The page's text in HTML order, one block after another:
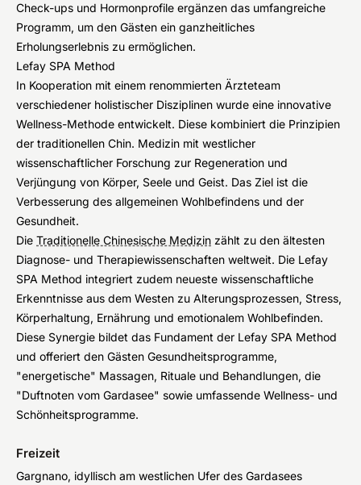
Check-ups und Hormonprofile ergänzen das umfangreiche
Programm, um den Gästen ein ganzheitliches
Erholungserlebnis zu ermöglichen.
Lefay SPA Method
In Kooperation mit einem renommierten Ärzteteam
verschiedener holistischer Disziplinen wurde eine innovative
Wellness-Methode entwickelt. Diese kombiniert die Prinzipien
der traditionellen Chin. Medizin mit westlicher
wissenschaftlicher Forschung zur Regeneration und
Verjüngung von Körper, Seele und Geist. Das Ziel ist die
Verbesserung des allgemeinen Wohlbefindens und der
Gesundheit.
Die Traditionelle Chinesische Medizin zählt zu den ältesten
Diagnose- und Therapiewissenschaften weltweit. Die Lefay
SPA Method integriert zudem neueste wissenschaftliche
Erkenntnisse aus dem Westen zu Alterungsprozessen, Stress,
Körperhaltung, Ernährung und emotionalem Wohlbefinden.
Diese Synergie bildet das Fundament der Lefay SPA Method
und offeriert den Gästen Gesundheitsprogramme,
"energetische" Massagen, Rituale und Behandlungen, die
"Duftnoten vom Gardasee" sowie umfassende Wellness- und
Schönheitsprogramme.
Freizeit
Gargnano, idyllisch am westlichen Ufer des Gardasees